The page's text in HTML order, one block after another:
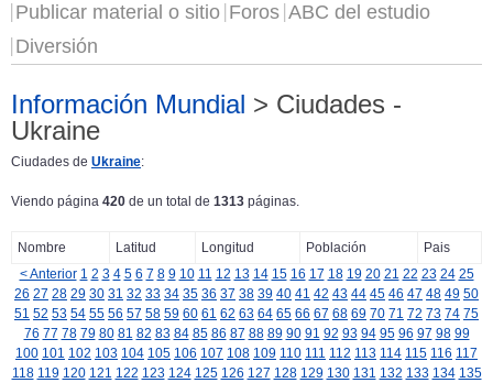
Publicar material o sitio Foros ABC del estudio
Diversión
Información Mundial > Ciudades -
Ukraine
Ciudades de Ukraine:
Viendo página 420 de un total de 1313 páginas.
Nombre Latitud Longitud Población
Pais
< Anterior 1 2 3 4 5 6 7 8 9 10 11 12 13 14 15 16 17 18 19 20 21 22 23 24 25
26 27 28 29 30 31 32 33 34 35 36 37 38 39 40 41 42 43 44 45 46 47 48 49 50
51 52 53 54 55 56 57 58 59 60 61 62 63 64 65 66 67 68 69 70 71 72 73 74 75
76 77 78 79 80 81 82 83 84 85 86 87 88 89 90 91 92 93 94 95 96 97 98 99
100 101 102 103 104 105 106 107 108 109 110 111 112 113 114 115 116 117
118 119 120 121 122 123 124 125 126 127 128 129 130 131 132 133 134 135